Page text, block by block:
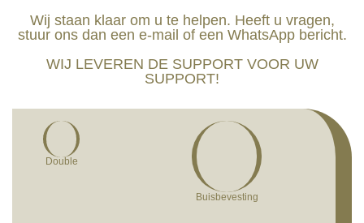
Wij staan klaar om u te helpen. Heeft u vragen,
stuur ons dan een e-mail of een WhatsApp bericht.
WIJ LEVEREN DE SUPPORT VOOR UW
SUPPORT!
Double
Buisbevesting